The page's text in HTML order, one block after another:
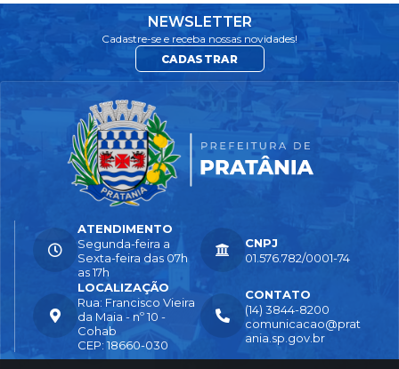
NEWSLETTER
Cadastre-se e receba nossas novidades!
CADASTRAR
LOCALIZAÇÃO
Rua: Francisco Vieira
da Maia - nº 10 -
Cohab
CEP: 18660-030
CONTATO
(14) 3844-8200
comunicacao@prat
ania.sp.gov.br
ATENDIMENTO
Segunda-feira a
Sexta-feira das 07h
as 17h
CNPJ
01.576.782/0001-74